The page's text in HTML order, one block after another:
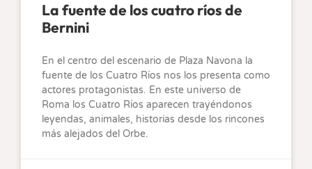
La fuente de los cuatro ríos de
Bernini
En el centro del escenario de Plaza Navona la
fuente de los Cuatro Ríos nos los presenta como
actores protagonistas. En este universo de
Roma los Cuatro Ríos aparecen trayéndonos
leyendas, animales, historias desde los rincones
más alejados del Orbe.